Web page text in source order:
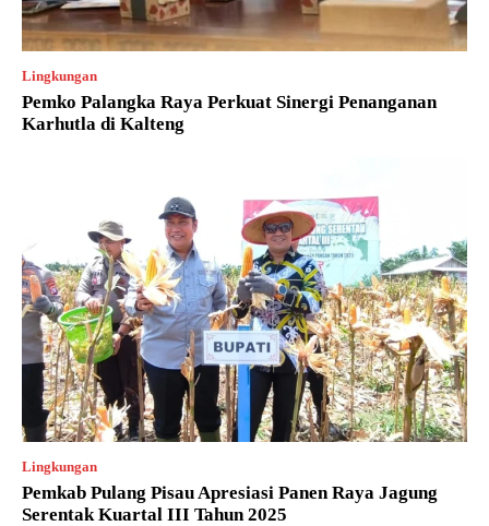
Lingkungan
Pemko Palangka Raya Perkuat Sinergi Penanganan
Karhutla di Kalteng
Lingkungan
Pemkab Pulang Pisau Apresiasi Panen Raya Jagung
Serentak Kuartal III Tahun 2025